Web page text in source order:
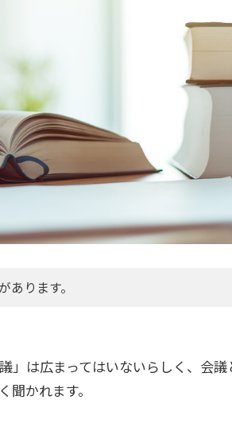
ります。
」は広まってはいないらしく、会議
かれます。